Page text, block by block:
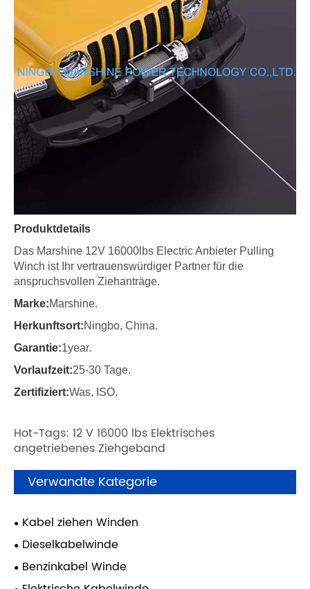
Produktdetails
Das Marshine 12V 16000lbs Electric Anbieter Pulling
Winch ist Ihr vertrauenswürdiger Partner für die
anspruchsvollen Ziehanträge.
Marke:Marshine.
Herkunftsort:Ningbo, China.
Garantie:1year.
Vorlaufzeit:25-30 Tage.
Zertifiziert:Was, ISO.
Hot-Tags: 12 V 16000 lbs Elektrisches
angetriebenes Ziehgeband
Verwandte Kategorie
Kabel ziehen Winden
Dieselkabelwinde
Benzinkabel Winde